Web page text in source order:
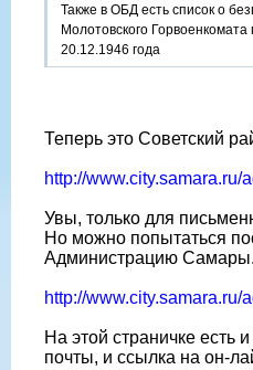
Также в ОБД есть список о
Молотовского
20.12.1946 года
Теперь это Советский
http://www.city.samara.ru/
Увы, только для
Но можно попытаться
Администрацию Самары.
http://www.city.samara.ru/
На этой страничке есть
почты, и ссылка на он-